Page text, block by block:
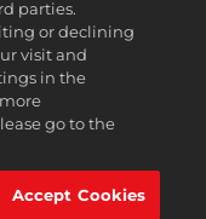
2K, Firaxis Games,
of Take-Two
reserved.
respektive ägare.
parties.
or declining
visit and
in the
go to the
Accept Cookies